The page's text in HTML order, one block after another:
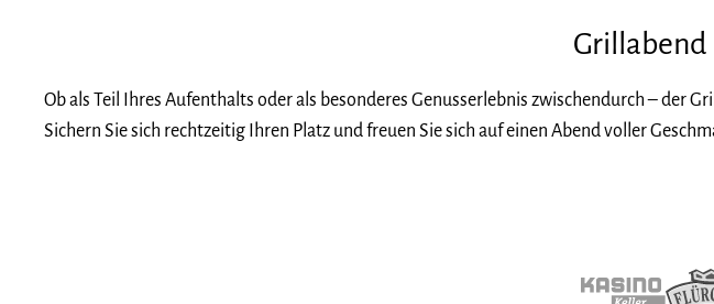
Ob als Teil Ihres Aufenthalts oder als besonderes Genusserlebnis zwischendurch –
Sichern Sie sich rechtzeitig Ihren Platz und freuen Sie sich auf einen Abend voller